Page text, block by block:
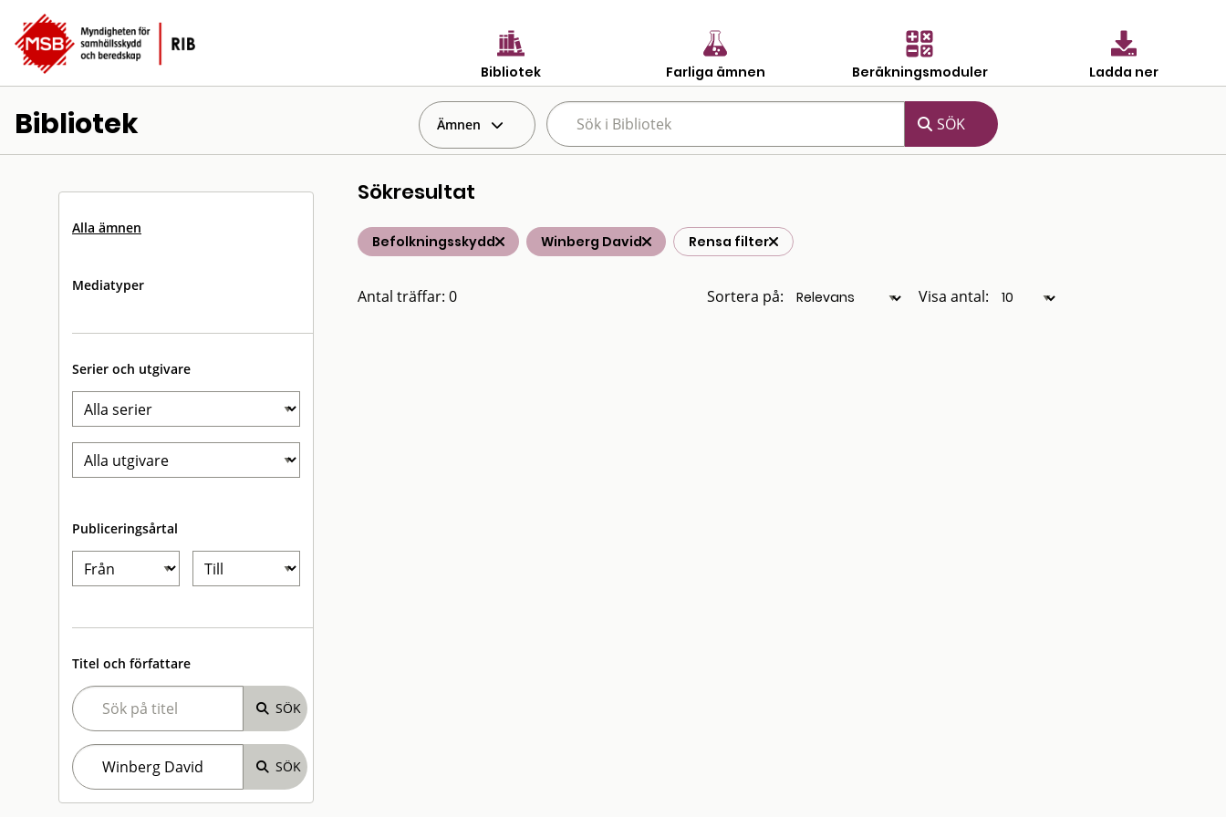
Bibliotek Farliga ämnen Beräkningsmoduler Ladda ner
Bibliotek Ämnen
Alla ämnen
Mediatyper
Serier och utgivare
Publiceringsårtal
Titel och författare
Sökresultat
Befolkningsskydd Winberg David Rensa filter
Antal träffar: 0 Sortera på: Visa antal: